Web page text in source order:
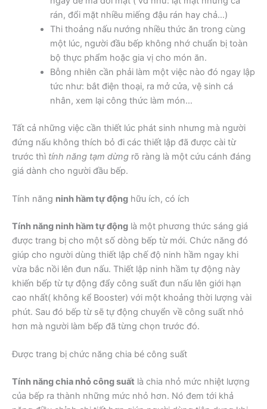
rán, đổi mặt nhiều miếng đậu rán hay chả…)
Thi thoảng nấu nướng nhiều thức ăn trong cùng
một lúc, người đầu bếp không nhớ chuẩn bị toàn
bộ thực phẩm hoặc gia vị cho món ăn.
Bỗng nhiên cần phải làm một việc nào đó ngay lập
tức như: bắt điện thoại, ra mở cửa, vệ sinh cá
nhân, xem lại công thức làm món…
Tất cả những việc cần thiết lúc phát sinh nhưng mà người
đứng nấu không thích bỏ đi các thiết lập đã được cài từ
trước thì tính năng tạm dừng rõ ràng là một cứu cánh đáng
giá dành cho người đầu bếp.
Tính năng ninh hầm tự động hữu ích, có ích
Tính năng ninh hầm tự động là một phương thức sáng giá
được trang bị cho một số dòng bếp từ mới. Chức năng đó
giúp cho người dùng thiết lập chế độ ninh hầm ngay khi
vừa bắc nồi lên đun nấu. Thiết lập ninh hầm tự động này
khiến bếp từ tự động đẩy công suất đun nấu lên giới hạn
cao nhất( không kể Booster) với một khoảng thời lượng vài
phút. Sau đó bếp từ sẽ tự động chuyển về công suất nhỏ
hơn mà người làm bếp đã từng chọn trước đó.
Được trang bị chức năng chia bé công suất
Tính năng chia nhỏ công suất là chia nhỏ mức nhiệt lượng
của bếp ra thành những mức nhỏ hơn. Nó đem tới khả